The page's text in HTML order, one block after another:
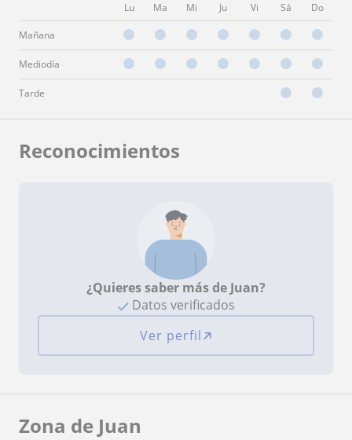
Lu Ma Mi Ju Vi Sá Do
Mañana
Mediodía
Tarde
Reconocimientos
¿Quieres saber más de Juan?
Datos verificados
Ver perfil
Zona de Juan